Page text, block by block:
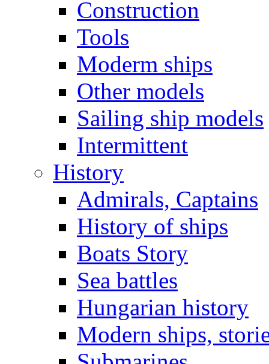
Construction
Tools
Moderm ships
Other models
Sailing ship models
Intermittent
History
Admirals, Captains
History of ships
Boats Story
Sea battles
Hungarian history
Modern ships,